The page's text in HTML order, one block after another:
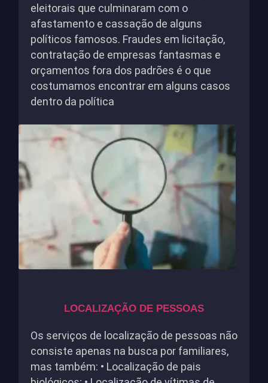
eleitorais que culminaram com o
afastamento e cassação de alguns
políticos famosos. Fraudes em licitação,
contratação de empresas fantasmas e
orçamentos fora dos padrões é o que
costumamos encontrar em alguns casos
dentro da política
LOCALIZAÇÃO DE PESSOAS
Os serviços de localização de pessoas não
consiste apenas na busca por familiares,
mas também: • Localização de pais